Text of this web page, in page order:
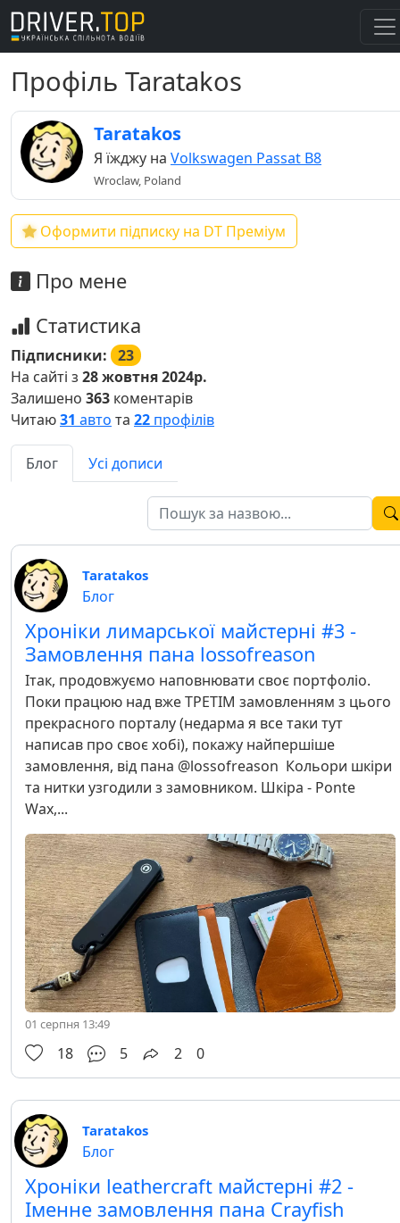
Профіль Taratakos
Taratakos
Я їжджу на Volkswagen Passat B8
Wroclaw, Poland
Оформити підписку на DT Преміум
Про мене
Статистика
Підписники: 23
На сайті з 28 жовтня 2024р.
Залишено 363 коментарів
Читаю31 авто та 22 профілів
Блог Усі дописи
Taratakos
Блог
Хроніки лимарської майстерні #3 -
Замовлення пана lossofreason
Ітак, продовжуємо наповнювати своє портфоліо.
Поки працюю над вже ТРЕТІМ замовленням з цього
прекрасного порталу (недарма я все таки тут
написав про своє хобі), покажу найпершіше
замовлення, від пана @lossofreason Кольори шкіри
та нитки узгодили з замовником. Шкіра - Ponte
Wax,...
01 серпня 13:49
18 5 2 0
Taratakos
Блог
Хроніки leathercraft майстерні #2 -
Іменне замовлення пана Crayfish